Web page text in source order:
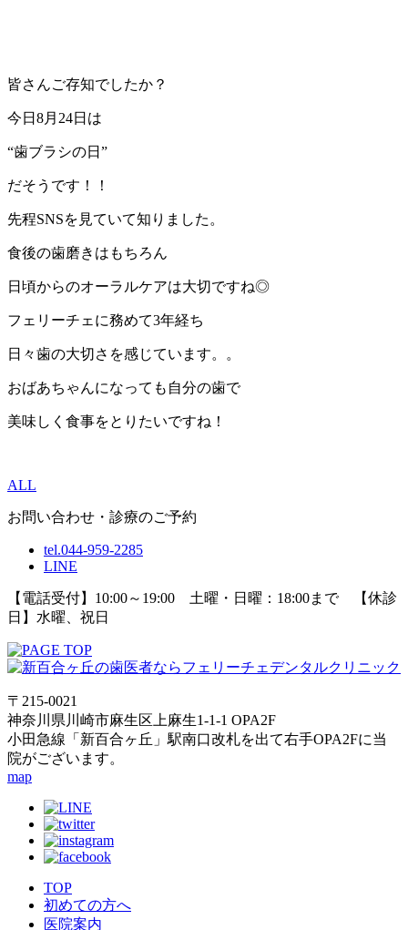
皆さんご存知でしたか？
今日8月24日は
“歯ブラシの日”
だそうです！！
先程SNSを見ていて知りました。
食後の歯磨きはもちろん
日頃からのオーラルケアは大切ですね◎
フェリーチェに務めて3年経ち
日々歯の大切さを感じています。。
おばあちゃんになっても自分の歯で
美味しく食事をとりたいですね！
ALL
お問い合わせ・診療のご予約
tel.044-959-2285
LINE
【電話受付】10:00～19:00 土曜・日曜：18:00まで 【休診
日】水曜、祝日
〒215-0021
神奈川県川崎市麻生区上麻生1-1-1 OPA2F
小田急線「新百合ヶ丘」駅南口改札を出て右手OPA2Fに当
院がございます。
map
TOP
初めての方へ
医院案内